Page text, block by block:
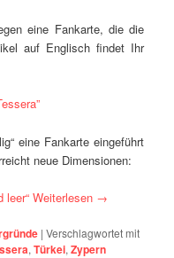
eine Fankarte, die die
auf Englisch findet Ihr
eine Fankarte eingeführt
neue Dimensionen:
leer“ Weiterlesen →
|Verschlagwortet mit
,Türkei,Zypern